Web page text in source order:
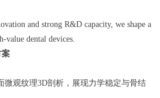
and strong R&D capacity, we shape a
value dental devices.
案
观纹理3D剖析，展现力学稳定与骨结